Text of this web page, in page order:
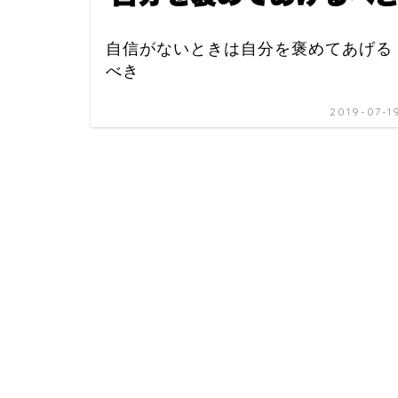
自信がないときは自分を褒めてあげる
べき
2019-07-